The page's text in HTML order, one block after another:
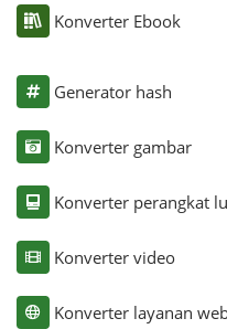
Konverter Ebook
Generator hash
Konverter gambar
Konverter perangkat
Konverter video
Konverter layanan